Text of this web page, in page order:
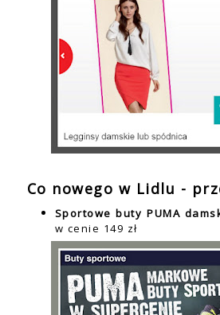
Co nowego w Lidlu -
Sportowe buty PUMA
w cenie 149 zł